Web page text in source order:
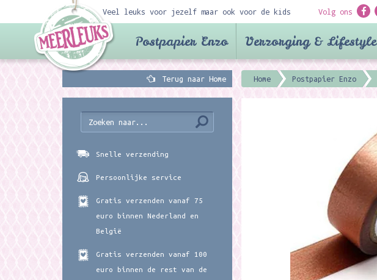
Veel leuks voor jezelf maar ook voor de kids Volg ons
Postpapier Enzo Verzorging & Lifestyle
Terug naar Home Home Postpapier Enzo
Snelle verzending
Persoonlijke service
Gratis verzenden vanaf 75
euro binnen Nederland en
België
Gratis verzenden vanaf 100
euro binnen de rest van de